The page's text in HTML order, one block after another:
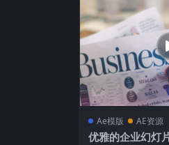
Ae模版 AE资源
优雅的企业幻灯